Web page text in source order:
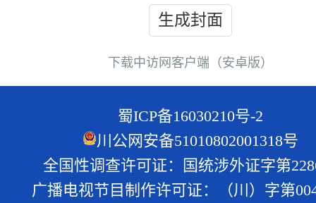
生成封面
下载中访网客户端（安卓版）
蜀ICP备16030210号-2
川公网安备51010802001318号
全国性调查许可证：国统涉外证字第
广播电视节目制作许可证：（川）字第